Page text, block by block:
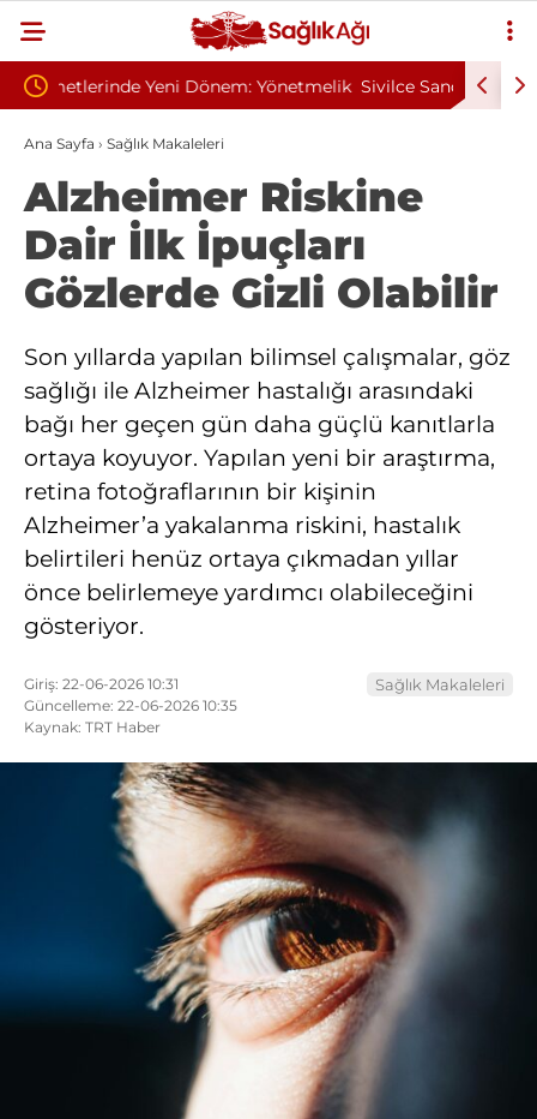
Sivilce Sandı, Cilt Kanseri Çıktı: Ameliyattan 60
Dikişle Uyandı
Ana Sayfa › Sağlık Makaleleri
Alzheimer Riskine
Dair İlk İpuçları
Gözlerde Gizli Olabilir
Son yıllarda yapılan bilimsel çalışmalar, göz
sağlığı ile Alzheimer hastalığı arasındaki
bağı her geçen gün daha güçlü kanıtlarla
ortaya koyuyor. Yapılan yeni bir araştırma,
retina fotoğraflarının bir kişinin
Alzheimer’a yakalanma riskini, hastalık
belirtileri henüz ortaya çıkmadan yıllar
önce belirlemeye yardımcı olabileceğini
gösteriyor.
Giriş: 22-06-2026 10:31
Güncelleme: 22-06-2026 10:35
Kaynak: TRT Haber
Sağlık Makaleleri